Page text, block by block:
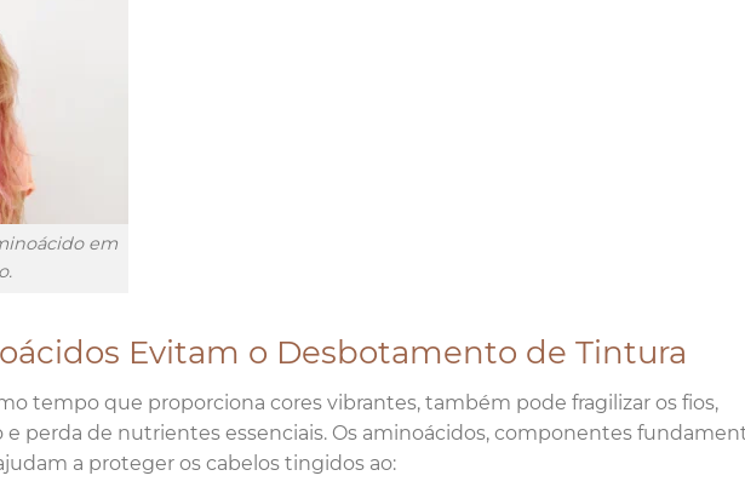
em
Evitam o Desbotamento de Tintura
tempo que proporciona cores vibrantes, também pode fragilizar os fios,
perda de nutrientes essenciais. Os aminoácidos, componentes
a proteger os cabelos tingidos ao: